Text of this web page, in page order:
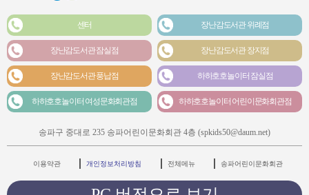
센터 장난감도서관 위례점
장난감도서관 잠실점 장난감도서관 장지점
장난감도서관 풍납점 하하호호놀이터 잠실점
하하호호놀이터 여성문화회관점 하하호호놀이터 어린이문화회관점
송파구 중대로 235 송파어린이문화회관 4층 (spkids50@daum.net)
이용약관 개인정보처리방침 전체메뉴 송파어린이문화회관